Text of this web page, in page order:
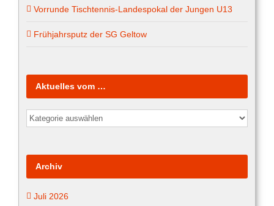
Vorrunde Tischtennis-Landespokal der Jungen U13
Frühjahrsputz der SG Geltow
Aktuelles vom …
Aktuelles
vom
Archiv
Juli 2026